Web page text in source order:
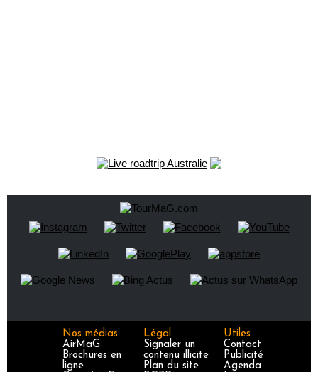
Nos médias
AirMaG
Brochures en
ligne
Légal
Signaler un
contenu illicite
Plan du site
Utiles
Contact
Publicité
Agenda